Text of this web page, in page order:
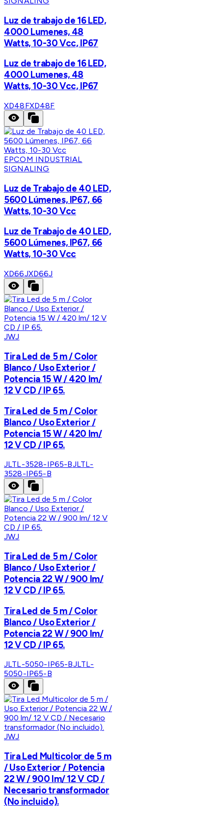
Luz de trabajo de 16 LED,
4000 Lumenes, 48
Watts, 10-30 Vcc, IP67
Luz de trabajo de 16 LED,
4000 Lumenes, 48
Watts, 10-30 Vcc, IP67
XD48FXD48F
EPCOM INDUSTRIAL
SIGNALING
Luz de Trabajo de 40 LED,
5600 Lúmenes, IP67, 66
Watts, 10-30 Vcc
Luz de Trabajo de 40 LED,
5600 Lúmenes, IP67, 66
Watts, 10-30 Vcc
XD66JXD66J
JWJ
Tira Led de 5 m / Color
Blanco / Uso Exterior /
Potencia 15 W / 420 lm/
12 V CD / IP 65.
Tira Led de 5 m / Color
Blanco / Uso Exterior /
Potencia 15 W / 420 lm/
12 V CD / IP 65.
JLTL-3528-IP65-BJLTL-
3528-IP65-B
JWJ
Tira Led de 5 m / Color
Blanco / Uso Exterior /
Potencia 22 W / 900 lm/
12 V CD / IP 65.
Tira Led de 5 m / Color
Blanco / Uso Exterior /
Potencia 22 W / 900 lm/
12 V CD / IP 65.
JLTL-5050-IP65-BJLTL-
5050-IP65-B
JWJ
Tira Led Multicolor de 5 m
/ Uso Exterior / Potencia
22 W / 900 lm/ 12 V CD /
Necesario transformador
(No incluido).